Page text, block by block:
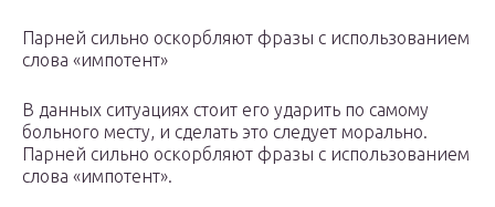
Парней сильно оскорбляют фразы с использованием
слова «импотент»
В данных ситуациях стоит его ударить по самому
больного месту, и сделать это следует морально.
Парней сильно оскорбляют фразы с использованием
слова «импотент».